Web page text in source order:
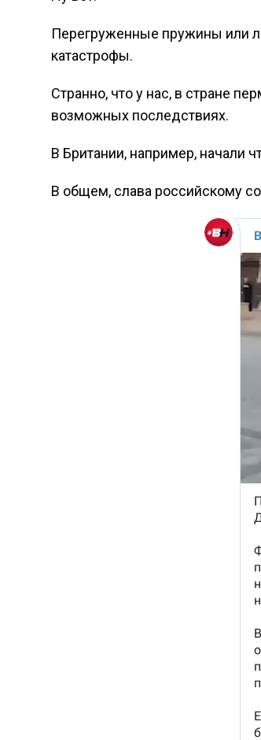
Перегруженные пружины или
катастрофы.
Странно, что у нас, в стране
возможных последствиях.
В Британии, например, начали
В общем, слава российскому